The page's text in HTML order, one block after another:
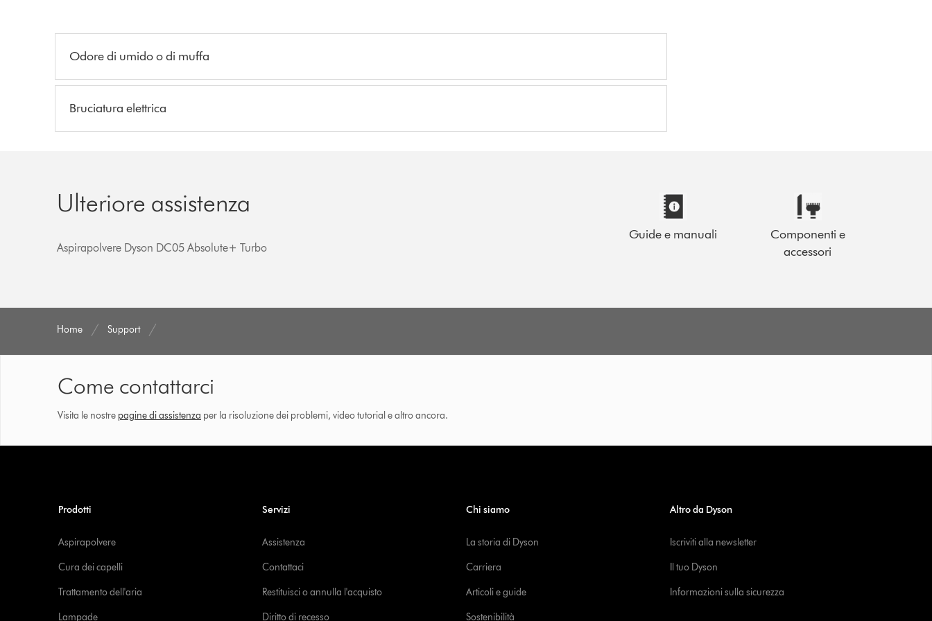
Odore di umido o di muffa
Bruciatura elettrica
Ulteriore assistenza
Aspirapolvere Dyson DC05 Absolute+ Turbo
Guide e manuali
Componenti e
accessori
Home Support
Come contattarci
Visita le nostre pagine di assistenza per la risoluzione dei problemi, video tutorial e altro ancora.
Prodotti
Aspirapolvere
Cura dei capelli
Trattamento dell'aria
Lampade
Servizi
Assistenza
Contattaci
Restituisci o annulla l'acquisto
Diritto di recesso
Chi siamo
La storia di Dyson
Carriera
Articoli e guide
Sostenibilità
Altro da Dyson
Iscriviti alla newsletter
Il tuo Dyson
Informazioni sulla sicurezza